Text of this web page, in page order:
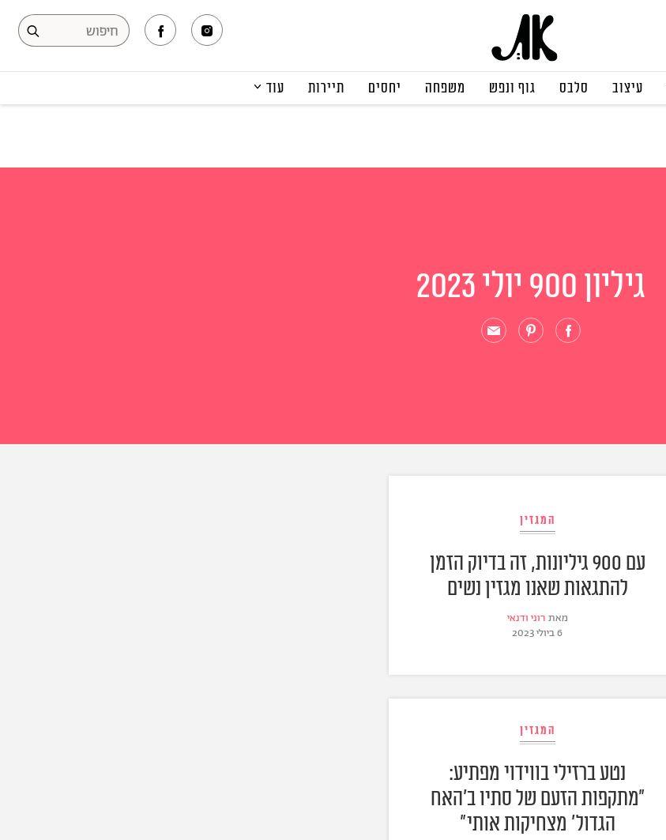
עיצוב סלבס גוף ונפש משפחה יחסים תיירות עוד
גיליון 900 יולי 2023
המגזין
עם 900 גיליונות, זה בדיוק הזמן
להתגאות שאנו מגזין נשים
מאת רוני ודנאי
6 ביולי 2023
המגזין
נטע ברזילי בווידוי מפתיע:
"מתקפות הזעם של סתיו ב'האח
הגדול' מצחיקות אותי"